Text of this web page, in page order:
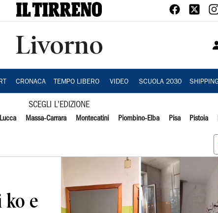
Livorno
CRONACA TEMPO LIBERO VIDEO SCUOLA 2030
SCEGLI L'EDIZIONE
Lucca Massa-Carrara Montecatini Piombino-Elba Pisa Pistoia
e